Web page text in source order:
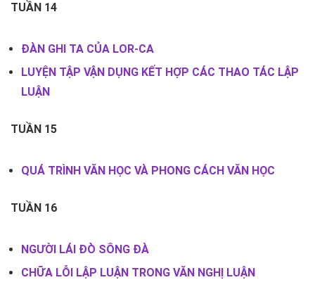
TUẦN 14
ĐÀN GHI TA CỦA LOR-CA
LUYỆN TẬP VẬN DỤNG KẾT HỢP CÁC THAO TÁC LẬP
LUẬN
TUẦN 15
QUÁ TRÌNH VĂN HỌC VÀ PHONG CÁCH VĂN HỌC
TUẦN 16
NGƯỜI LÁI ĐÒ SÔNG ĐÀ
CHỮA LỖI LẬP LUẬN TRONG VĂN NGHỊ LUẬN